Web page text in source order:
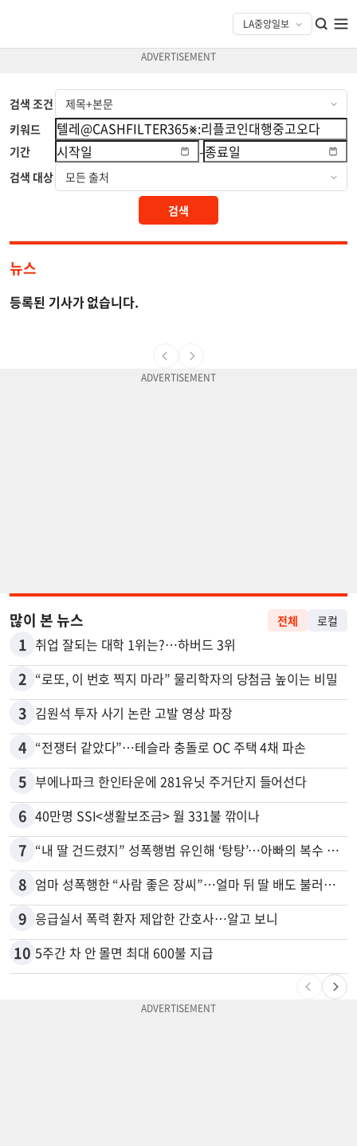
검색 조건
키워드
기간
-
검색 대상
검색
뉴스
등록된 기사가 없습니다.
많이 본 뉴스 전체 로컬
1 취업 잘되는 대학 1위는?…하버드 3위
2 “로또, 이 번호 찍지 마라” 물리학자의 당첨금 높이는 비밀
3 김원석 투자 사기 논란 고발 영상 파장
4 “전쟁터 같았다”…테슬라 충돌로 OC 주택 4채 파손
5 부에나파크 한인타운에 281유닛 주거단지 들어선다
6 40만명 SSI<생활보조금> 월 331불 깎이나
7 “내 딸 건드렸지” 성폭행범 유인해 ‘탕탕’…아빠의 복수 결말
8 엄마 성폭행한 “사람 좋은 장씨”…얼마 뒤 딸 배도 불러왔다
9 응급실서 폭력 환자 제압한 간호사…알고 보니
10 5주간 차 안 몰면 최대 600불 지급